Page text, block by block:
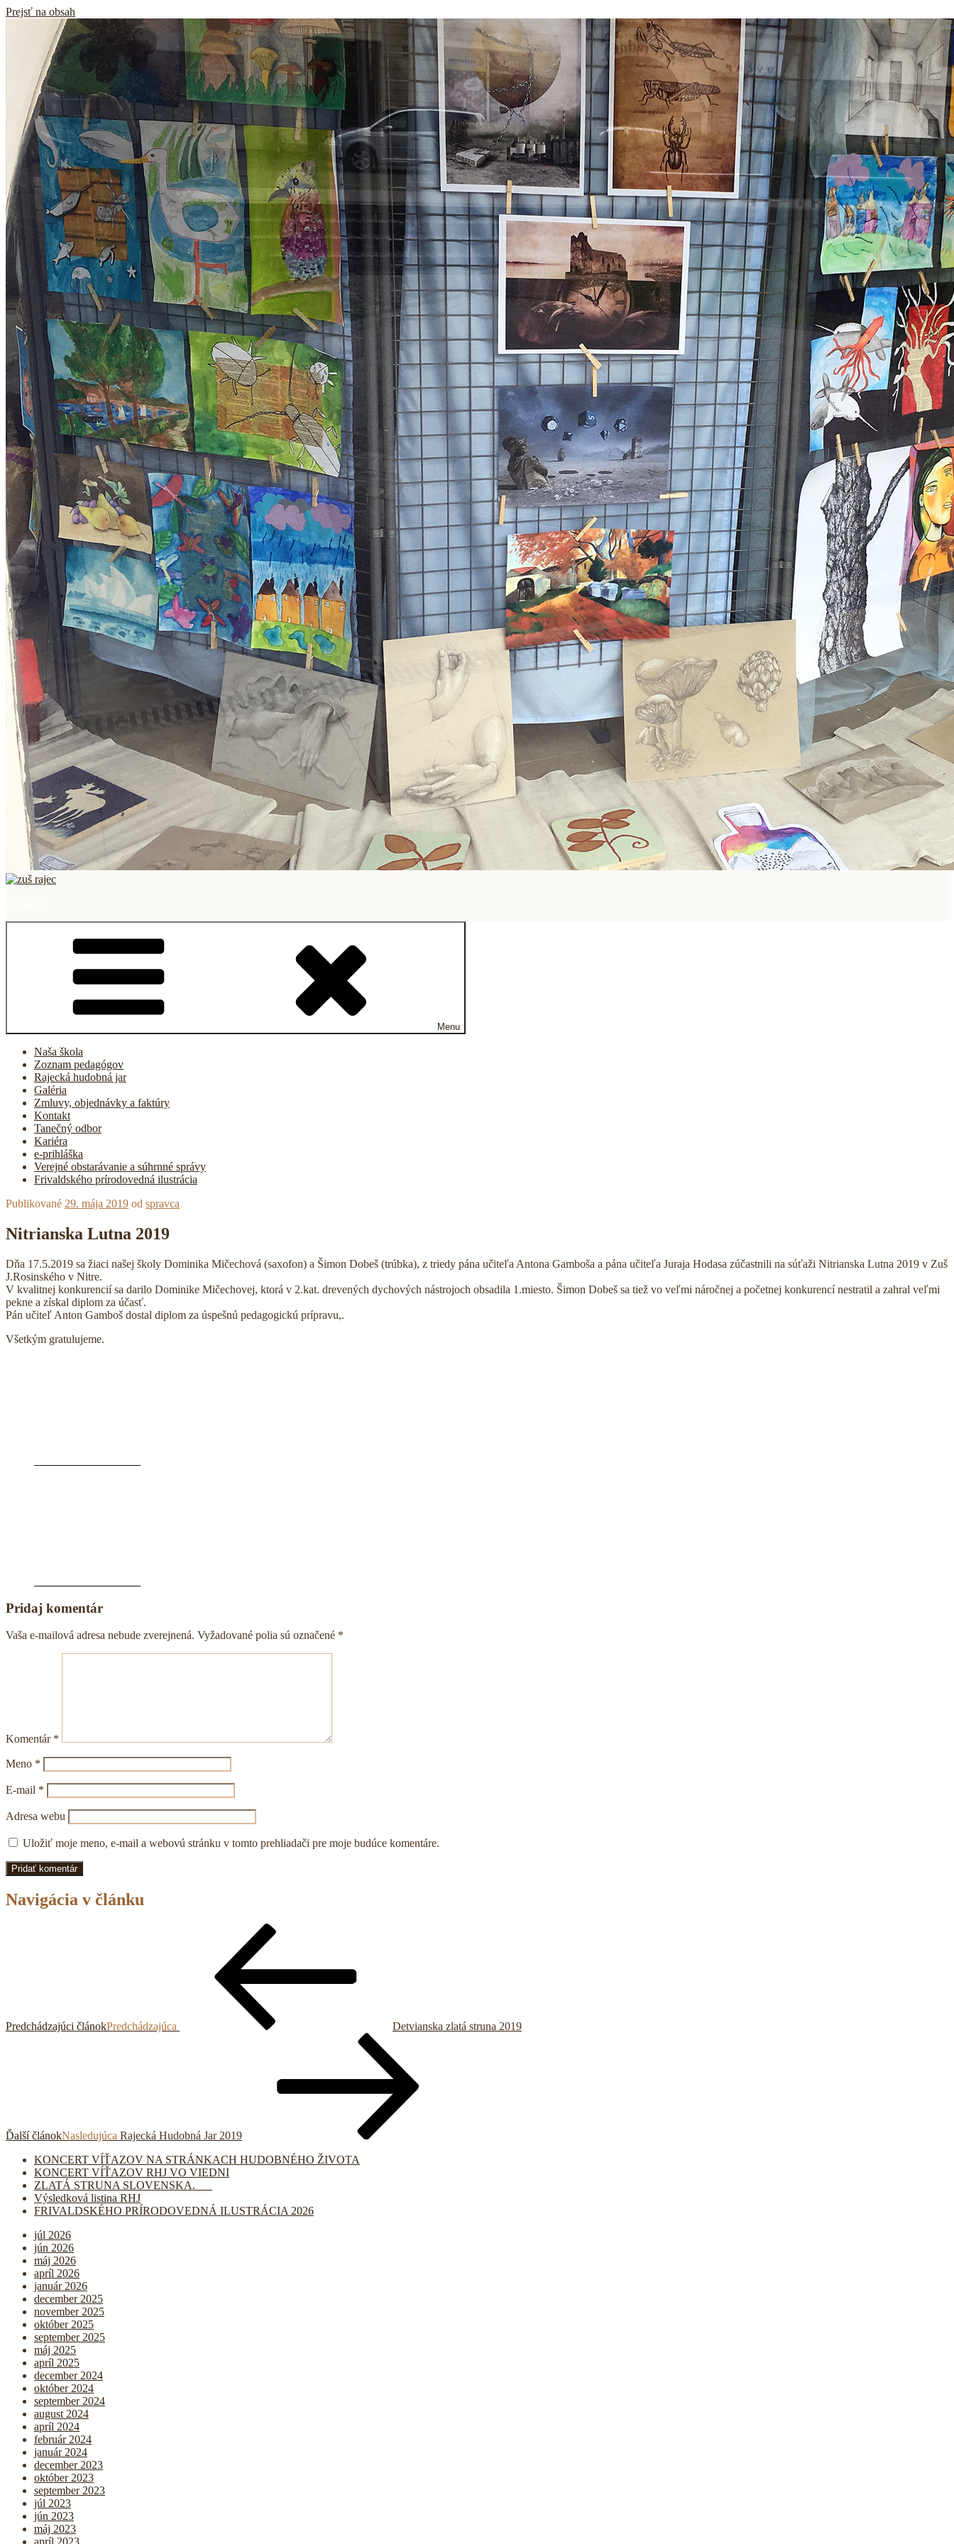
Prejsť na obsah
Menu
Naša škola
Zoznam pedagógov
Rajecká hudobná jar
Galéria
Zmluvy, objednávky a faktúry
Kontakt
Tanečný odbor
Kariéra
e-prihláška
Verejné obstarávanie a súhrnné správy
Frivaldského prírodovedná ilustrácia
Publikované 29. mája 2019 od spravca
Nitrianska Lutna 2019
Dňa 17.5.2019 sa žiaci našej školy Dominika Mičechová (saxofon) a Šimon Dobeš (trúbka), z triedy pána učiteľa Antona Gamboša a pána učiteľa Juraja Hodasa zúčastnili na súťaži Nitrianska Lutna 2019 v Zuš
J.Rosinského v Nitre.
V kvalitnej konkurencií sa darilo Dominike Mičechovej, ktorá v 2.kat. drevených dychových nástrojoch obsadila 1.miesto. Šimon Dobeš sa tiež vo veľmi náročnej a početnej konkurencí nestratil a zahral veľmi
pekne a získal diplom za účasť.
Pán učiteľ Anton Gamboš dostal diplom za úspešnú pedagogickú prípravu,.
Všetkým gratulujeme.
Pridaj komentár
Vaša e-mailová adresa nebude zverejnená. Vyžadované polia sú označené *
Komentár *
Meno *
E-mail *
Adresa webu
Uložiť moje meno, e-mail a webovú stránku v tomto prehliadači pre moje budúce komentáre.
Navigácia v článku
Predchádzajúci článokPredchádzajúca Detvianska zlatá struna 2019
Ďalší článokNasledujúca Rajecká Hudobná Jar 2019
KONCERT VÍŤAZOV NA STRÁNKACH HUDOBNÉHO ŽIVOTA
KONCERT VÍŤAZOV RHJ VO VIEDNI
ZLATÁ STRUNA SLOVENSKA.
Výsledková listina RHJ
FRIVALDSKÉHO PRÍRODOVEDNÁ ILUSTRÁCIA 2026
júl 2026
jún 2026
máj 2026
apríl 2026
január 2026
december 2025
november 2025
október 2025
september 2025
máj 2025
apríl 2025
december 2024
október 2024
september 2024
august 2024
apríl 2024
február 2024
január 2024
december 2023
október 2023
september 2023
júl 2023
jún 2023
máj 2023
apríl 2023